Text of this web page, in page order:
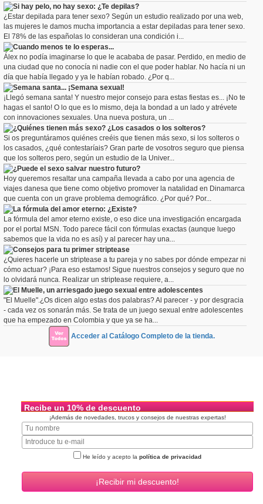
Si hay pelo, no hay sexo: ¿Te depilas?
¿Estar depilada para tener sexo? Según un estudio realizado por una web,
las mujeres le damos mucha importancia a estar depiladas para tener sexo.
El 78% de las españolas lo consideran una condición i...
Cuando menos te lo esperas...
Álex no podía imaginarse lo que le acababa de pasar. Perdido, en medio de
una ciudad que no conocía ni nadie con el que poder hablar. No hacía ni un
día que había llegado y ya le habían robado. ¿Por q...
Semana santa... ¡Semana sexual!
¡Llegó semana santa! Y nuestro mejor consejo para estas fiestas es... ¡No te
hagas el santo! O lo que es lo mismo, deja la bondad a un lado y atrévete
con innovaciones sexuales. Una nueva postura, un ...
¿Quiénes tienen más sexo? ¿Los casados o los solteros?
Si os preguntáramos quiénes creéis que tienen más sexo, si los solteros o
los casados, ¿qué contestaríais? Gran parte de vosotros seguro que piensa
que los solteros pero, según un estudio de la Univer...
¿Puede el sexo salvar nuestro futuro?
Hoy queremos resaltar una campaña llevada a cabo por una agencia de
viajes danesa que tiene como objetivo promover la natalidad en Dinamarca
que cuenta con un grave problema demográfico. ¿Por qué? Por...
La fórmula del amor eterno: ¿Existe?
La fórmula del amor eterno existe, o eso dice una investigación encargada
por el portal MSN. Todo parece fácil con fórmulas exactas (aunque luego
sabemos que la vida no es así) y al parecer hay una...
Consejos para tu primer striptease
¿Quieres hacerle un striptease a tu pareja y no sabes por dónde empezar ni
cómo actuar? ¡Para eso estamos! Sigue nuestros consejos y seguro que no
lo olvidará nunca. Realizar un striptease requiere, a...
El Muelle, un arriesgado juego sexual entre adolescentes
"El Muelle".¿Os dicen algo estas dos palabras? Al parecer - y por desgracia
- cada vez os sonarán más. Se trata de un juego sexual entre adolescentes
que ha empezado en Colombia y que ya se ha...
Acceder al Catálogo Completo de la tienda.
Recibe un 10% de descuento
¡Además de novedades, trucos y consejos de nuestras expertas!
He leído y acepto la política de privacidad